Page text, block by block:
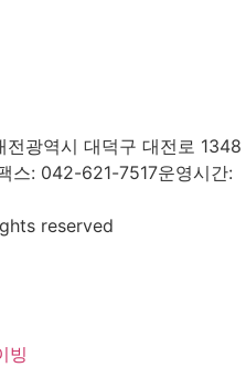
광역시 대덕구 대전로 1348
스: 042-621-7517운영시간:
reserved
빙